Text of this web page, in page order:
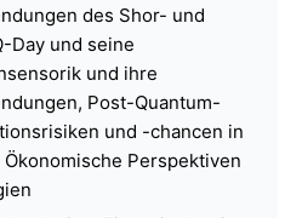
des Shor- und
Day und seine
und ihre
Post-Quantum-
und -chancen in
Perspektiven